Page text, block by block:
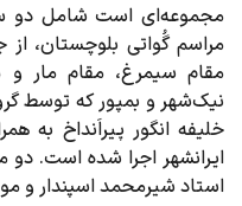
مجموعه‌ای است شامل دو
مراسم گُواتی بلوچستان، از
مقام سیمرغ، مقام مار و
نیک‌شهر و بمپور که توسط
خلیفه انگور پیراَنداخ به
ایرانشهر اجرا شده است.
استاد شیرمحمد اسپندار و